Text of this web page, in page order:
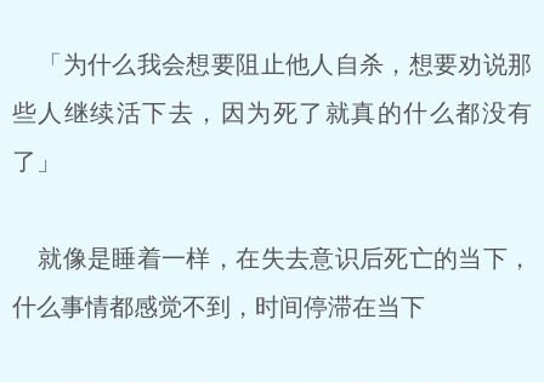
「为什么我会想要阻止他人自杀，想要劝说那
些人继续活下去，因为死了就真的什么都没有
了」
就像是睡着一样，在失去意识后死亡的当下，
什么事情都感觉不到，时间停滞在当下